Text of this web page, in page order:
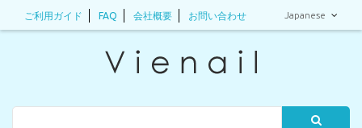
Japanese
ご利用ガイド FAQ 会社概要 お問い合わせ